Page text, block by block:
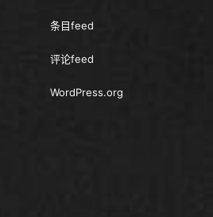
条目feed
评论feed
WordPress.org